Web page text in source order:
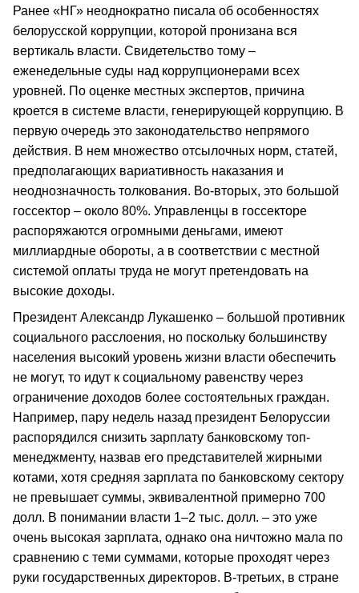
Ранее «НГ» неоднократно писала об особенностях
белорусской коррупции, которой пронизана вся
вертикаль власти. Свидетельство тому –
еженедельные суды над коррупционерами всех
уровней. По оценке местных экспертов, причина
кроется в системе власти, генерирующей коррупцию. В
первую очередь это законодательство непрямого
действия. В нем множество отсылочных норм, статей,
предполагающих вариативность наказания и
неоднозначность толкования. Во-вторых, это большой
госсектор – около 80%. Управленцы в госсекторе
распоряжаются огромными деньгами, имеют
миллиардные обороты, а в соответствии с местной
системой оплаты труда не могут претендовать на
высокие доходы.
Президент Александр Лукашенко – большой противник
социального расслоения, но поскольку большинству
населения высокий уровень жизни власти обеспечить
не могут, то идут к социальному равенству через
ограничение доходов более состоятельных граждан.
Например, пару недель назад президент Белоруссии
распорядился снизить зарплату банковскому топ-
менеджменту, назвав его представителей жирными
котами, хотя средняя зарплата по банковскому сектору
не превышает суммы, эквивалентной примерно 700
долл. В понимании власти 1–2 тыс. долл. – это уже
очень высокая зарплата, однако она ничтожно мала по
сравнению с теми суммами, которые проходят через
руки государственных директоров. В-третьих, в стране